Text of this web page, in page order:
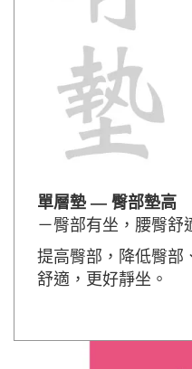
單層墊 — 臀部墊高
－臀部有坐，腰臀舒
提高臀部，降低臀部
舒適，更好靜坐。